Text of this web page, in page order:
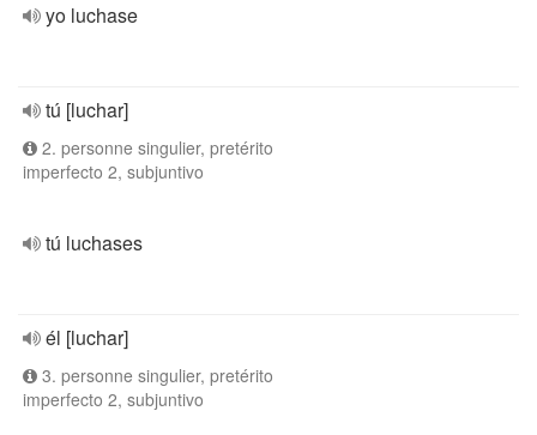
yo luchase
tú [luchar]
2. personne singulier, pretérito
imperfecto 2, subjuntivo
tú luchases
él [luchar]
3. personne singulier, pretérito
imperfecto 2, subjuntivo